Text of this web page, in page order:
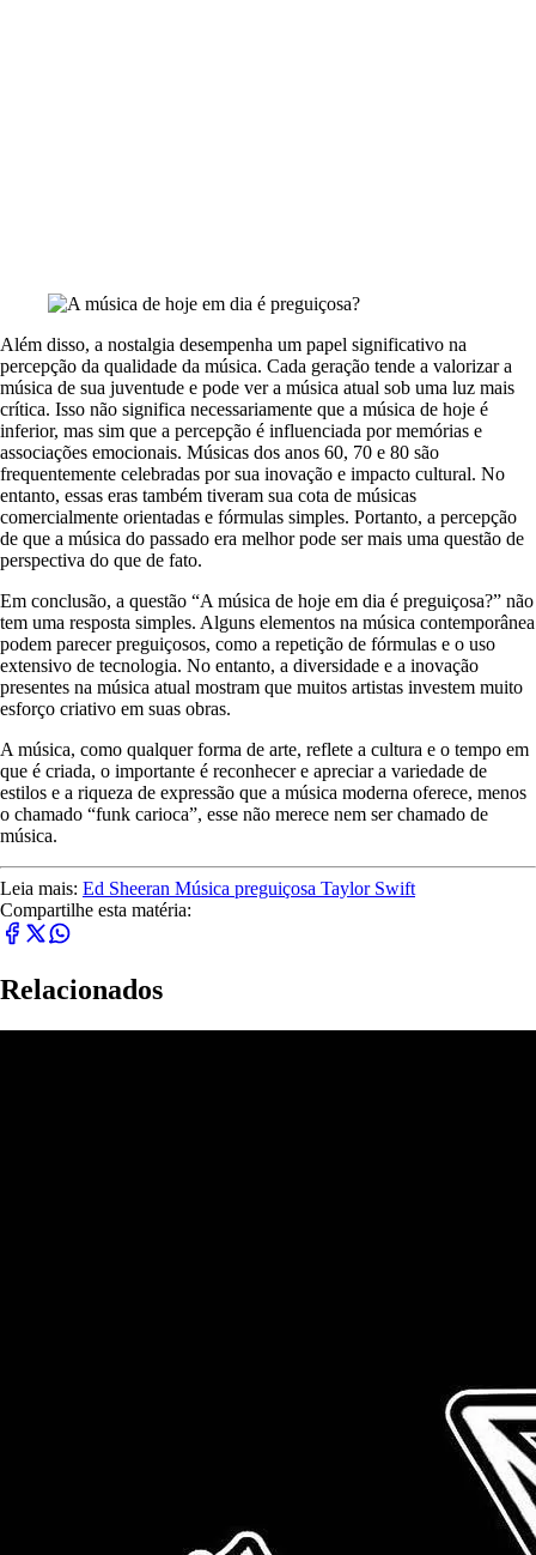
Além disso, a nostalgia desempenha um papel significativo na
percepção da qualidade da música. Cada geração tende a valorizar a
música de sua juventude e pode ver a música atual sob uma luz mais
crítica. Isso não significa necessariamente que a música de hoje é
inferior, mas sim que a percepção é influenciada por memórias e
associações emocionais. Músicas dos anos 60, 70 e 80 são
frequentemente celebradas por sua inovação e impacto cultural. No
entanto, essas eras também tiveram sua cota de músicas
comercialmente orientadas e fórmulas simples. Portanto, a percepção
de que a música do passado era melhor pode ser mais uma questão de
perspectiva do que de fato.
Em conclusão, a questão “A música de hoje em dia é preguiçosa?” não
tem uma resposta simples. Alguns elementos na música contemporânea
podem parecer preguiçosos, como a repetição de fórmulas e o uso
extensivo de tecnologia. No entanto, a diversidade e a inovação
presentes na música atual mostram que muitos artistas investem muito
esforço criativo em suas obras.
A música, como qualquer forma de arte, reflete a cultura e o tempo em
que é criada, o importante é reconhecer e apreciar a variedade de
estilos e a riqueza de expressão que a música moderna oferece, menos
o chamado “funk carioca”, esse não merece nem ser chamado de
música.
Leia mais: Ed Sheeran Música preguiçosa Taylor Swift
Compartilhe esta matéria:
Relacionados